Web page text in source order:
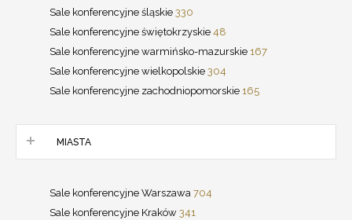
Sale konferencyjne śląskie 330
Sale konferencyjne świętokrzyskie 48
Sale konferencyjne warmińsko-mazurskie 167
Sale konferencyjne wielkopolskie 304
Sale konferencyjne zachodniopomorskie 165
MIASTA
Sale konferencyjne Warszawa 704
Sale konferencyjne Kraków 341